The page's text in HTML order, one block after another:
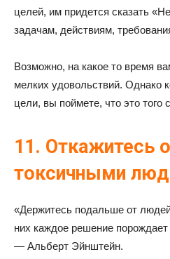
целей, им придется сказать
задачам, действиям,
Возможно, на какое то время
мелких удовольствий. Однако
цели, вы поймете, что это того
11. Откажитесь
токсичными
«Держитесь подальше от
них каждое решение
— Альберт Эйнштейн.